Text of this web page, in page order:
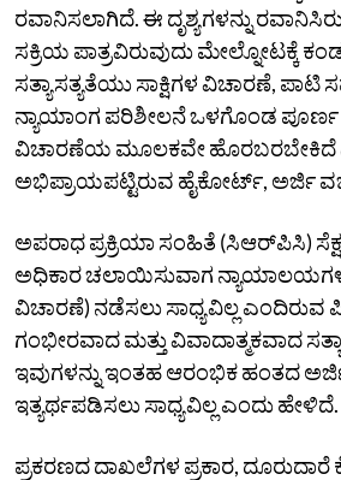
ರವಾನಿಸಲಾಗಿದೆ. ಈ ದೃಶ್ಯಗಳನ್ನು
ಸಕ್ರಿಯ ಪಾತ್ರವಿರುವುದು ಮೇಲ್ನೋಟಕ್ಕೆ
ಸತ್ಯಾಸತ್ಯತೆಯು ಸಾಕ್ಷಿಗಳ ವಿಚಾರಣೆ, ಪಾಟಿ
ನ್ಯಾಯಾಂಗ ಪರಿಶೀಲನೆ ಒಳಗೊಂಡ
ವಿಚಾರಣೆಯ ಮೂಲಕವೇ ಹೊರಬರಬೇಕಿದೆ
ಅಭಿಪ್ರಾಯಪಟ್ಟಿರುವ ಹೈಕೋರ್ಟ್, ಅರ್ಜಿ
ಅಪರಾಧ ಪ್ರಕ್ರಿಯಾ ಸಂಹಿತೆ (ಸಿಆರ್‌ಪಿಸಿ)
ಅಧಿಕಾರ ಚಲಾಯಿಸುವಾಗ
ವಿಚಾರಣೆ) ನಡೆಸಲು ಸಾಧ್ಯವಿಲ್ಲ ಎಂದಿರುವ
ಗಂಭೀರವಾದ ಮತ್ತು ವಿವಾದಾತ್ಮಕವಾದ
ಇವುಗಳನ್ನು ಇಂತಹ ಆರಂಭಿಕ ಹಂತದ
ಇತ್ಯರ್ಥಪಡಿಸಲು ಸಾಧ್ಯವಿಲ್ಲ ಎಂದು ಹೇಳಿದೆ.
ಪ್ರಕರಣದ ದಾಖಲೆಗಳ ಪ್ರಕಾರ, ದೂರುದಾರೆ